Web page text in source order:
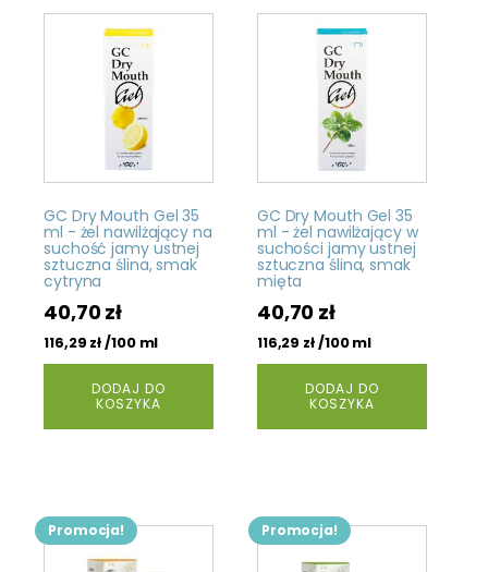
GC Dry Mouth Gel 35
ml - żel nawilżający na
suchość jamy ustnej
sztuczna ślina, smak
cytryna
40,70zł
116,29 zł/100 ml
DODAJ DO
KOSZYKA
GC Dry Mouth Gel 35
ml - żel nawilżający w
suchości jamy ustnej
sztuczna ślina, smak
mięta
40,70 zł
116,29 zł/100 ml
DODAJ DO
KOSZYKA
Promocja! Promocja!